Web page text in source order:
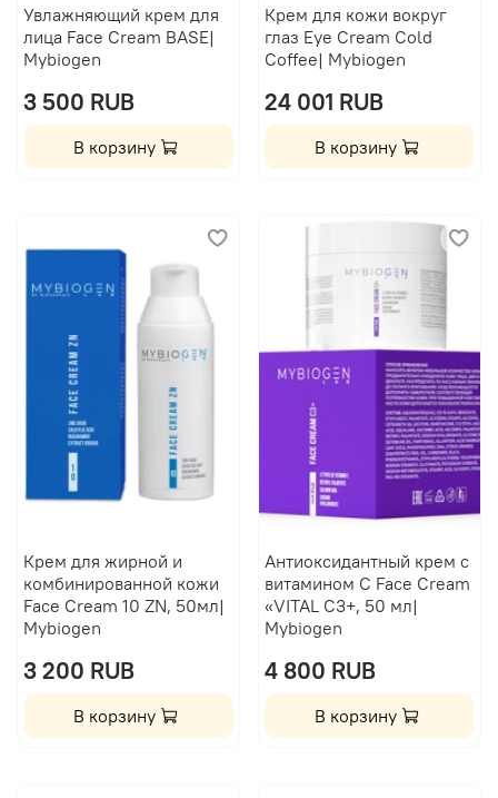
Увлажняющий крем для
лица Face Cream BASE|
Mybiogen
3 500 RUB
В корзину
Крем для кожи вокруг
глаз Eye Cream Cold
Coffee| Mybiogen
24 001 RUB
В корзину
Крем для жирной и
комбинированной кожи
Face Cream 10 ZN, 50мл|
Mybiogen
3 200 RUB
В корзину
Антиоксидантный крем с
витамином C Face Cream
«VITAL С3+, 50 мл|
Mybiogen
4 800 RUB
В корзину